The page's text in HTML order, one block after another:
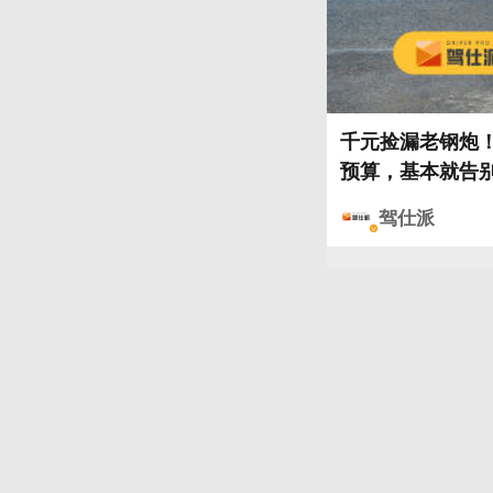
千元捡漏老钢炮！菲
预算，基本就告
次驾仕特辑就
在10多年后尚能
驾仕派